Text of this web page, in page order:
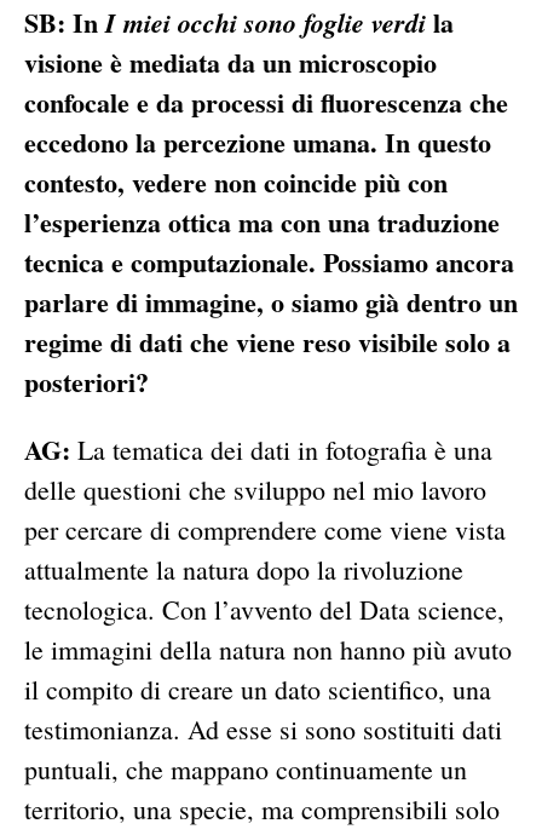
SB: InI miei occhi sono foglie verdila
visione è mediata da un microscopio
confocale e da processi di fluorescenza che
eccedono la percezione umana. In questo
contesto, vedere non coincide più con
l’esperienza ottica ma con una traduzione
tecnica e computazionale. Possiamo ancora
parlare di immagine, o siamo già dentro un
regime di dati che viene reso visibile solo a
posteriori?
AG: La tematica dei dati in fotografia è una
delle questioni che sviluppo nel mio lavoro
per cercare di comprendere come viene vista
attualmente la natura dopo la rivoluzione
tecnologica. Con l’avvento del Data science,
le immagini della natura non hanno più avuto
il compito di creare un dato scientifico, una
testimonianza. Ad esse si sono sostituiti dati
puntuali, che mappano continuamente un
territorio, una specie, ma comprensibili solo